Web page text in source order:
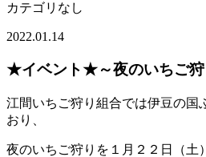
カテゴリなし
2022.01.14
★イベント★～夜のいちご狩
江間いちご狩り組合では伊豆の国
おり、
夜のいちご狩りを１月２２日（土